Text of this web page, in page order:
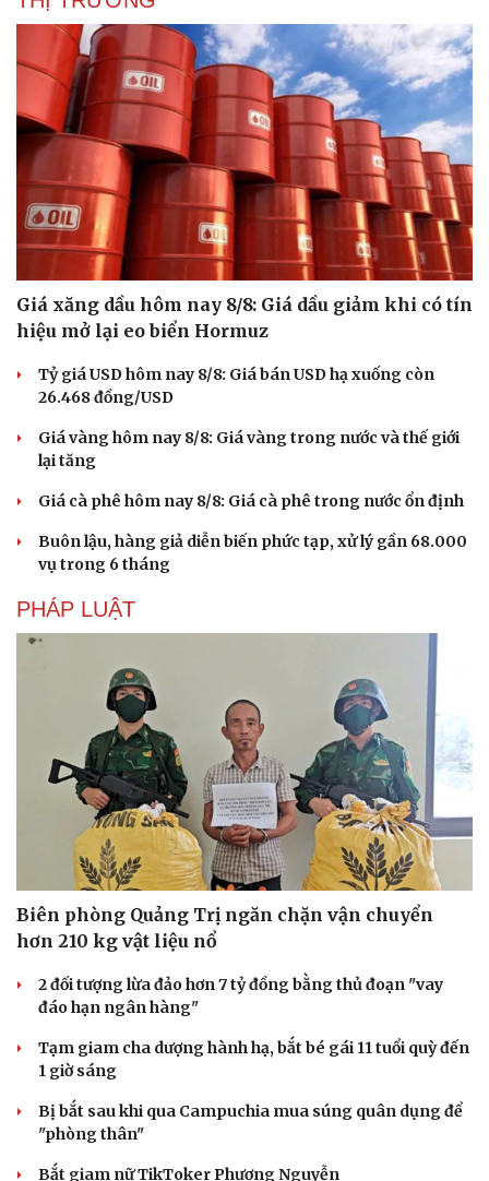
Tư vấn
Săn Tour
check-in
Podcast
Câu chuyện thời sự
Đọc truyện đêm khuya
Kể chuyện cho bé
Hạt giống tâm hồn
Giá xăng dầu hôm nay 8/8: Giá dầu giảm khi có tín
hiệu mở lại eo biển Hormuz
Tỷ giá USD hôm nay 8/8: Giá bán USD hạ xuống còn
26.468 đồng/USD
Giá vàng hôm nay 8/8: Giá vàng trong nước và thế giới
lại tăng
Giá cà phê hôm nay 8/8: Giá cà phê trong nước ổn định
Buôn lậu, hàng giả diễn biến phức tạp, xử lý gần 68.000
vụ trong 6 tháng
PHÁP LUẬT
Biên phòng Quảng Trị ngăn chặn vận chuyển
hơn 210 kg vật liệu nổ
2 đối tượng lừa đảo hơn 7 tỷ đồng bằng thủ đoạn "vay
đáo hạn ngân hàng"
Tạm giam cha dượng hành hạ, bắt bé gái 11 tuổi quỳ đến
1 giờ sáng
Bị bắt sau khi qua Campuchia mua súng quân dụng để
"phòng thân"
Bắt giam nữ TikToker Phượng Nguyễn